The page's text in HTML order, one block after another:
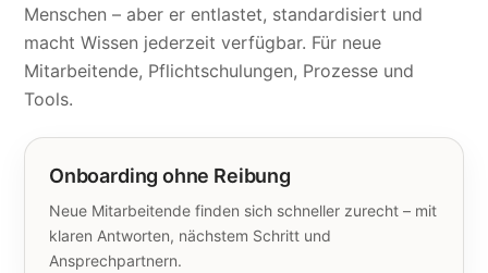
Menschen – aber er entlastet, standardisiert und
macht Wissen jederzeit verfügbar. Für neue
Mitarbeitende, Pflichtschulungen, Prozesse und
Tools.
Onboarding ohne Reibung
Neue Mitarbeitende finden sich schneller zurecht – mit
klaren Antworten, nächstem Schritt und
Ansprechpartnern.